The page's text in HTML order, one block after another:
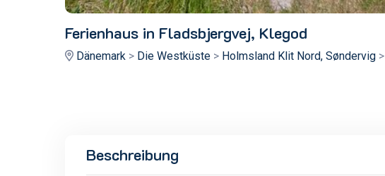
Ferienhaus in Fladsbjergvej, Klegod
Dänemark> Die Westküste> Holmsland Klit Nord, Søndervig>
Beschreibung